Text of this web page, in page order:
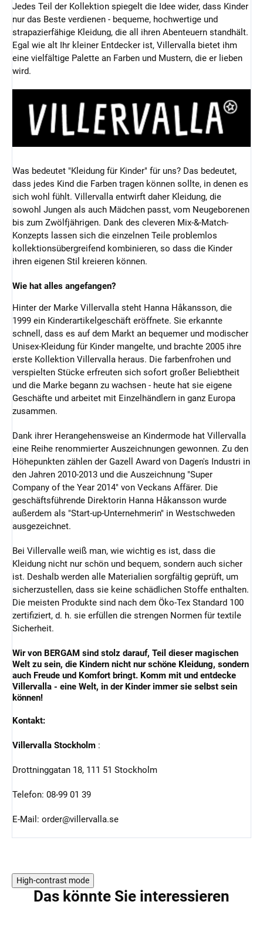
Jedes Teil der Kollektion spiegelt die Idee wider, dass Kinder
nur das Beste verdienen - bequeme, hochwertige und
strapazierfähige Kleidung, die all ihren Abenteuern standhält.
Egal wie alt Ihr kleiner Entdecker ist, Villervalla bietet ihm
eine vielfältige Palette an Farben und Mustern, die er lieben
wird.
Was bedeutet "Kleidung für Kinder" für uns? Das bedeutet,
dass jedes Kind die Farben tragen können sollte, in denen es
sich wohl fühlt. Villervalla entwirft daher Kleidung, die
sowohl Jungen als auch Mädchen passt, vom Neugeborenen
bis zum Zwölfjährigen. Dank des cleveren Mix-&-Match-
Konzepts lassen sich die einzelnen Teile problemlos
kollektionsübergreifend kombinieren, so dass die Kinder
ihren eigenen Stil kreieren können.
Wie hat alles angefangen?
Hinter der Marke Villervalla steht Hanna Håkansson, die
1999 ein Kinderartikelgeschäft eröffnete. Sie erkannte
schnell, dass es auf dem Markt an bequemer und modischer
Unisex-Kleidung für Kinder mangelte, und brachte 2005 ihre
erste Kollektion Villervalla heraus. Die farbenfrohen und
verspielten Stücke erfreuten sich sofort großer Beliebtheit
und die Marke begann zu wachsen - heute hat sie eigene
Geschäfte und arbeitet mit Einzelhändlern in ganz Europa
zusammen.
Dank ihrer Herangehensweise an Kindermode hat Villervalla
eine Reihe renommierter Auszeichnungen gewonnen. Zu den
Höhepunkten zählen der Gazell Award von Dagen's Industri in
den Jahren 2010-2013 und die Auszeichnung "Super
Company of the Year 2014" von Veckans Affärer. Die
geschäftsführende Direktorin Hanna Håkansson wurde
außerdem als "Start-up-Unternehmerin" in Westschweden
ausgezeichnet.
Bei Villervalle weiß man, wie wichtig es ist, dass die
Kleidung nicht nur schön und bequem, sondern auch sicher
ist. Deshalb werden alle Materialien sorgfältig geprüft, um
sicherzustellen, dass sie keine schädlichen Stoffe enthalten.
Die meisten Produkte sind nach dem Öko-Tex Standard 100
zertifiziert, d. h. sie erfüllen die strengen Normen für textile
Sicherheit.
Wir von BERGAM sind stolz darauf, Teil dieser magischen
Welt zu sein, die Kindern nicht nur schöne Kleidung, sondern
auch Freude und Komfort bringt. Komm mit und entdecke
Villervalla - eine Welt, in der Kinder immer sie selbst sein
können!
Kontakt:
Villervalla Stockholm :
Drottninggatan 18, 111 51 Stockholm
Telefon: 08-99 01 39
E-Mail: order@villervalla.se
High-contrast mode
Das könnte Sie interessieren